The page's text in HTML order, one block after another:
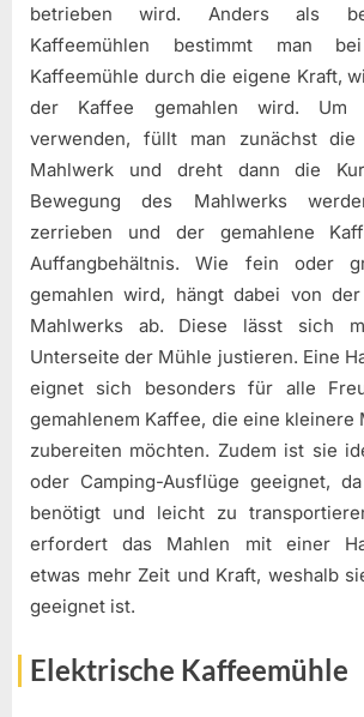
betrieben wird. Anders als
Kaffeemühlen bestimmt man
Kaffeemühle durch die eigene Kraft,
der Kaffee gemahlen wird.
verwenden, füllt man zunächst
Mahlwerk und dreht dann die
Bewegung des Mahlwerks
zerrieben und der gemahlene
Auffangbehältnis. Wie fein oder
gemahlen wird, hängt dabei von
Mahlwerks ab. Diese lässt sich
Unterseite der Mühle justieren. Eine
eignet sich besonders für alle
gemahlenem Kaffee, die eine kleinere
zubereiten möchten. Zudem ist sie
oder Camping-Ausflüge geeignet,
benötigt und leicht zu
erfordert das Mahlen mit einer
etwas mehr Zeit und Kraft, weshalb
geeignet ist.
Elektrische Kaffeemühle